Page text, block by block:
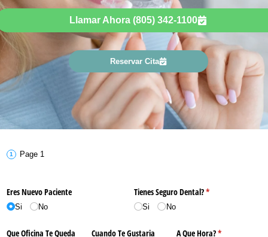
Llamar Ahora (805) 342-1100
Reservar Cita